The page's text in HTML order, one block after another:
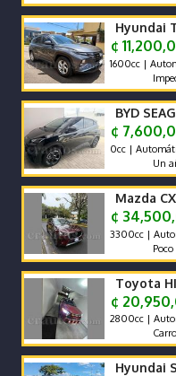
Hyundai
¢
1600cc |
BYD
¢
0cc |
Un año y
Mazda
¢
3300cc |
Poco
Toyota
¢
2800cc |
Carro
Hyundai